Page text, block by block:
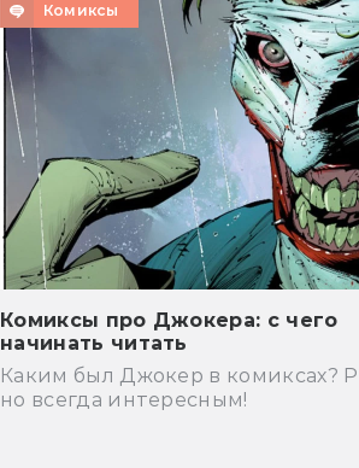
Комиксы
Комиксы про Джокера: с чего
начинать читать
Каким был Джокер в комиксах?
но всегда интересным!